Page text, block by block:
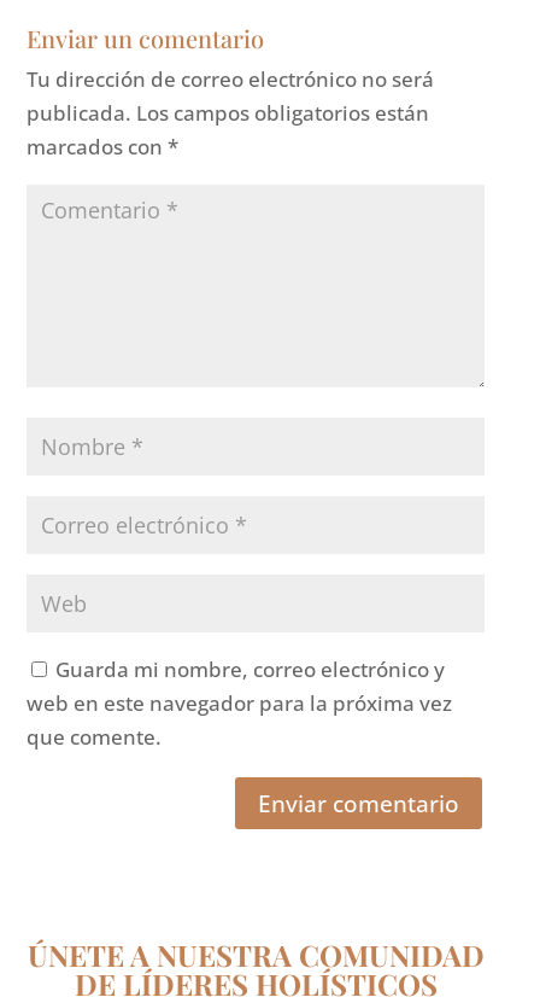
Enviar un comentario
Tu dirección de correo electrónico no será
publicada. Los campos obligatorios están
marcados con*
Guarda mi nombre, correo electrónico y
web en este navegador para la próxima vez
que comente.
Enviar comentario
ÚNETE A NUESTRA COMUNIDAD
DE LÍDERES HOLÍSTICOS